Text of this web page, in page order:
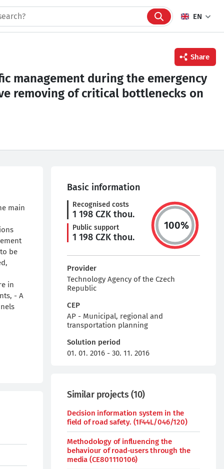
EN
Share
management during the emergency
removing of critical bottlenecks on
main
be
in
- A
Basic information
Recognised costs
1 198 CZK thou.
Public support
1 198 CZK thou.
100%
Provider
Technology Agency of the Czech
Republic
CEP
AP - Municipal, regional and
transportation planning
Solution period
01. 01. 2016 - 30. 11. 2016
Similar projects (10)
Decision information system in the
field of road safety. (1F44L/046/120)
Methodology of influencing the
behaviour of road-users through the
media (CE801110106)